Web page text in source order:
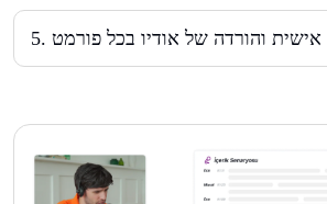
5. והורדה של אודיו בכל פורמט